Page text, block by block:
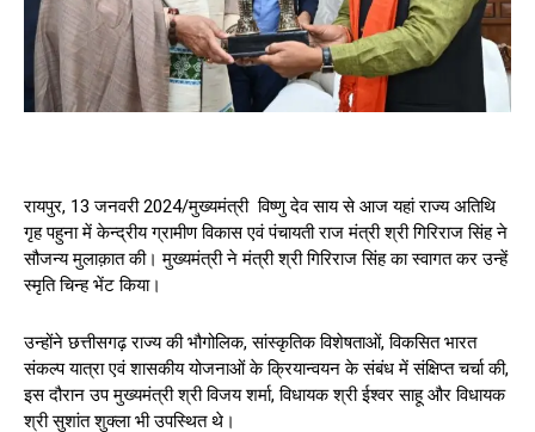
रायपुर, 13 जनवरी 2024/मुख्यमंत्री विष्णु देव साय से आज यहां राज्य अतिथि
गृह पहुना में केन्द्रीय ग्रामीण विकास एवं पंचायती राज मंत्री श्री गिरिराज सिंह ने
सौजन्य मुलाक़ात की। मुख्यमंत्री ने मंत्री श्री गिरिराज सिंह का स्वागत कर उन्हें
स्मृति चिन्ह भेंट किया।
उन्होंने छत्तीसगढ़ राज्य की भौगोलिक, सांस्कृतिक विशेषताओं, विकसित भारत
संकल्प यात्रा एवं शासकीय योजनाओं के क्रियान्वयन के संबंध में संक्षिप्त चर्चा की,
इस दौरान उप मुख्यमंत्री श्री विजय शर्मा, विधायक श्री ईश्वर साहू और विधायक
श्री सुशांत शुक्ला भी उपस्थित थे।